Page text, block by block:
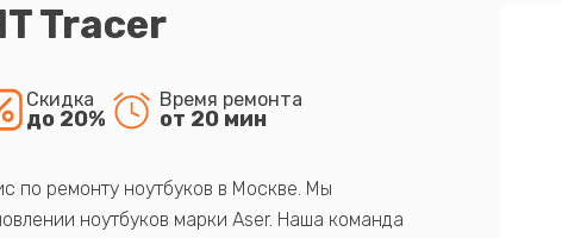
Tracer
Скидка
до 20%
Время ремонта
от 20 мин
по ремонту ноутбуков в Москве. Мы
ноутбуков марки Aser. Наша команда